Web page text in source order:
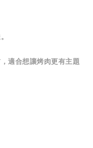
適合想讓烤肉更有主題